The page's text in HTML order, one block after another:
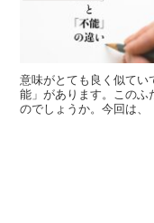
意味がとても良く似てい
能」があります。このふ
のでしょうか。今回は、